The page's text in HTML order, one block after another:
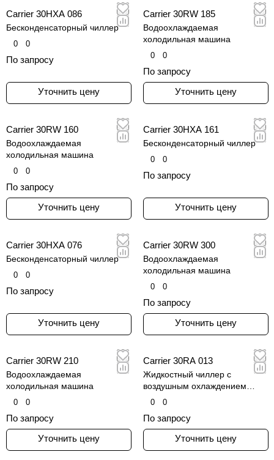
Carrier 30HXA 086
Бесконденсаторный чиллер
0 0
По запросу
Уточнить цену
Carrier 30RW 185
Водоохлаждаемая
холодильная машина
0 0
По запросу
Уточнить цену
Carrier 30RW 160
Водоохлаждаемая
холодильная машина
0 0
По запросу
Уточнить цену
Carrier 30HXA 161
Бесконденсаторный чиллер
0 0
По запросу
Уточнить цену
Carrier 30HXA 076
Бесконденсаторный чиллер
0 0
По запросу
Уточнить цену
Carrier 30RW 300
Водоохлаждаемая
холодильная машина
0 0
По запросу
Уточнить цену
Carrier 30RW 210
Водоохлаждаемая
холодильная машина
0 0
По запросу
Уточнить цену
Carrier 30RA 013
Жидкостный чиллер с
воздушным охлаждением
конденсатора
0 0
По запросу
Уточнить цену